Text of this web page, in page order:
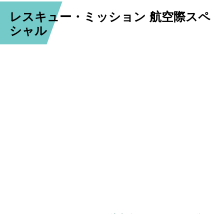
レスキュー・ミッション 航空際スペ
シャル